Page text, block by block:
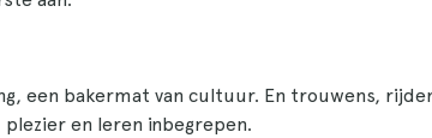
een bakermat van cultuur. En trouwens,
en leren inbegrepen.